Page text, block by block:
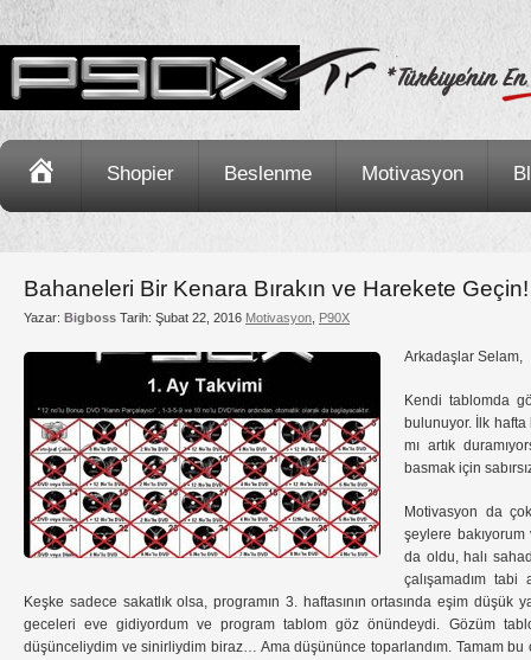
Sayfa
Shopier Beslenme Motivasyon
Bahaneleri Bir Kenara Bırakın ve Harekete Geçin!
Yazar: Bigboss Tarih: Şubat 22, 2016 Motivasyon P90X
Arkadaşlar Selam,
Kendi tablomda
bulunuyor. İlk hafta
mı artık
basmak için
Motivasyon da
şeylere
da oldu, halı
çalışamadım
Keşke sadece sakatlık olsa, programın 3. haftasının ortasında eşim düşük
geceleri eve gidiyordum ve program tablom göz önündeydi. Gözüm
düşünceliydim ve sinirliydim biraz… Ama düşününce toparlandım. Tamam bu